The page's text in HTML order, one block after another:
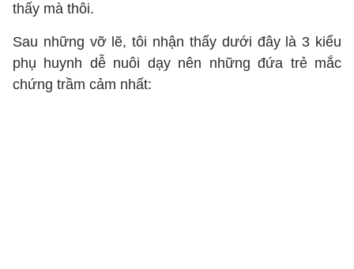
thấy mà thôi.
Sau những vỡ lẽ, tôi nhận thấy dưới đây là 3 kiểu
phụ huynh dễ nuôi dạy nên những đứa trẻ mắc
chứng trầm cảm nhất: